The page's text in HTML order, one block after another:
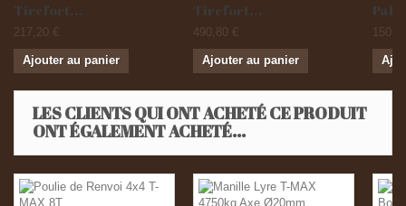
Tirefort...
217,20 €
Ajouter au panier
Tirefort...
490,80 €
Ajouter au panier
LES CLIENTS QUI ONT ACHETÉ CE PRODUIT
ONT ÉGALEMENT ACHETÉ...